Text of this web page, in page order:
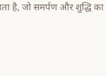
है, जो समर्पण और शुद्धि का